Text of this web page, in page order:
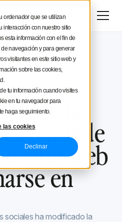
ordenador que se utilizan
interacción con nuestro sitio
esta información con el fin de
navegación y para generar
visitantes en este sitio web y
sobre las cookies,
tu información cuando visites
en tu navegador para
haga seguimiento.
las cookies
Declinar
Prueba gratis
Menú
Estratégia social media
Consejos de creación
y trucos
8, 2021
de las
puede
sitio web
en
sociales ha modificado la